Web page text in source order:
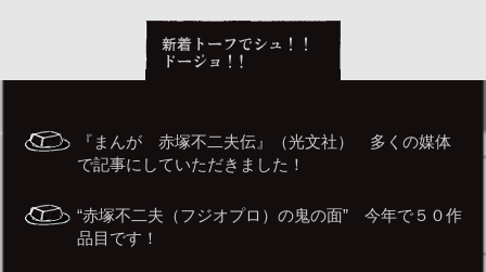
『まんが 赤塚不二夫伝』（光文社） 多くの媒体
で記事にしていただきました！
“赤塚不二夫（フジオプロ）の鬼の面” 今年で５０作
品目です！